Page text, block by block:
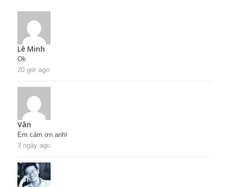
Lê Minh
Ok
20 giờ ago
Vân
Em cảm ơn anh!
3 ngày ago